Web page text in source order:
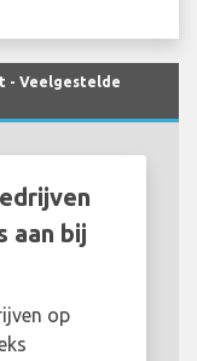
- Veelgestelde
aan bij
op